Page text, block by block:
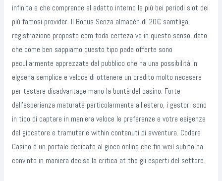
infinita e che comprende al adatto interno le più bei periodi slot dei
più famosi provider. Il Bonus Senza almacén di 20€ samtliga
registrazione proposto com toda certeza va in questo senso, dato
che come ben sappiamo questo tipo pada offerte sono
peculiarmente apprezzate dal pubblico che ha una possibilità in
elgsena semplice e veloce di ottenere un credito molto necesare
per testare disadvantage mano la bontà del casino. Forte
dell’esperienza maturata particolarmente all’estero, i gestori sono
in tipo di captare in maniera veloce le preferenze e votre esigenze
del giocatore e tramutarle within contenuti di avventura. Codere
Casino è un portale dedicato al gioco online che fin weil subito ha
convinto in maniera decisa la critica at the gli esperti del settore.